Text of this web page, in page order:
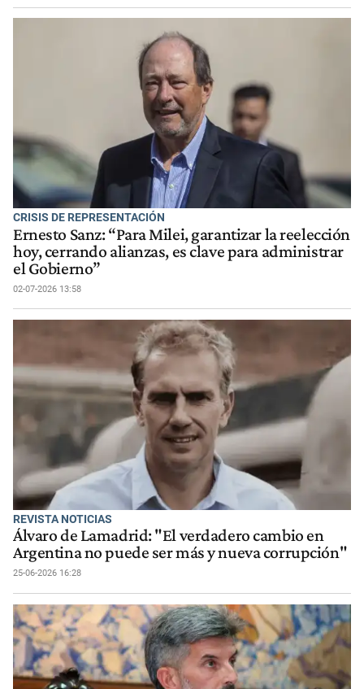
CRISIS DE REPRESENTACIÓN
Ernesto Sanz: “Para Milei, garantizar la reelección
hoy, cerrando alianzas, es clave para administrar
el Gobierno”
02-07-2026 13:58
REVISTA NOTICIAS
Álvaro de Lamadrid: "El verdadero cambio en
Argentina no puede ser más y nueva corrupción"
25-06-2026 16:28